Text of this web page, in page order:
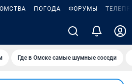
ПОГОДА ФОРУМЫ
Где в Омске самые шумные соседи